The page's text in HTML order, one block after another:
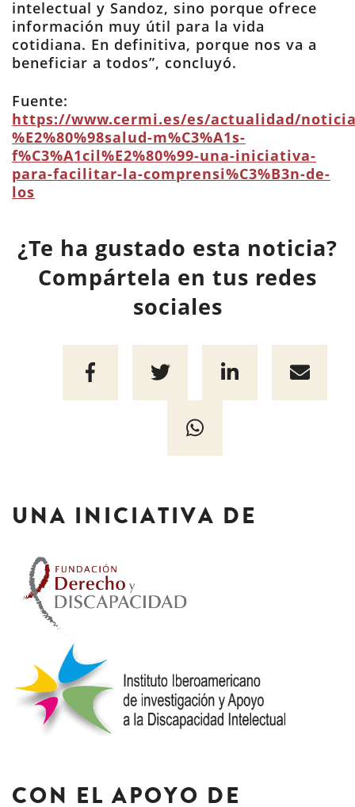
intelectual y Sandoz, sino porque ofrece
información muy útil para la vida
cotidiana. En definitiva, porque nos va a
beneficiar a todos”, concluyó.
Fuente:
https://www.cermi.es/es/actualidad/
%E2%80%98salud-m%C3%A1s-
f%C3%A1cil%E2%80%99-una-iniciativa-
para-facilitar-la-comprensi%C3%B3n-de-
los
¿Te ha gustado esta noticia?
Compártela en tus redes
sociales
UNA INICIATIVA DE
CON EL APOYO DE